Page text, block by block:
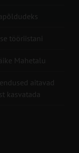
tööriistani
Mahetalu
aitavad
kasvatada